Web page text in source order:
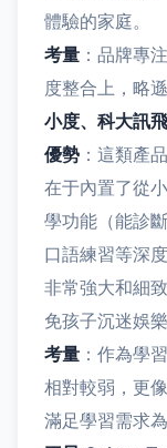
體驗的家庭。
考量 ：品牌專
度整合上，略
小度、科大訊
優勢 ：這類產
在于內置了從
學功能（能診
口語練習等深
非常強大和細
免孩子沉迷娛樂
考量 ：作為學
相對較弱，更
滿足學習需求為